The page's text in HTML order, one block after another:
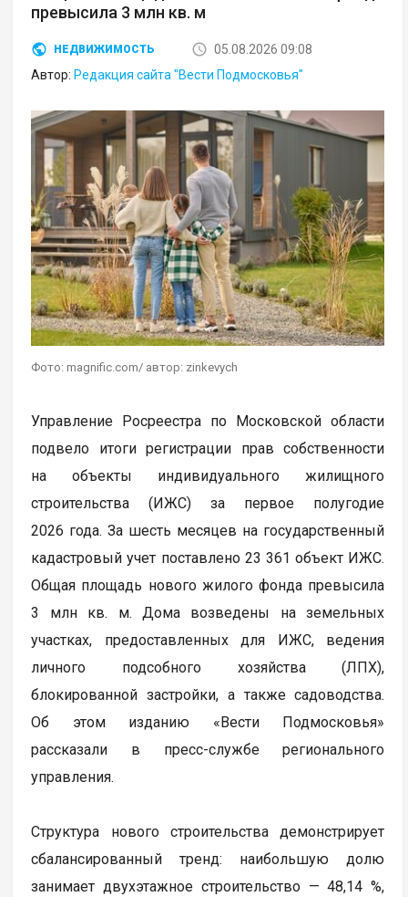
превысила 3 млн кв. м
НЕДВИЖИМОСТЬ
05.08.2026 09:08
Автор: Редакция сайта "Вести Подмосковья"
Фото: magnific.com/ автор: zinkevych
Управление Росреестра по Московской области
подвело итоги регистрации прав собственности
на объекты индивидуального жилищного
строительства (ИЖС) за первое полугодие
2026 года. За шесть месяцев на государственный
кадастровый учет поставлено 23 361 объект ИЖС.
Общая площадь нового жилого фонда превысила
3 млн кв. м. Дома возведены на земельных
участках, предоставленных для ИЖС, ведения
личного подсобного хозяйства (ЛПХ),
блокированной застройки, а также садоводства.
Об этом изданию «Вести Подмосковья»
рассказали в пресс-службе регионального
управления.
Структура нового строительства демонстрирует
сбалансированный тренд: наибольшую долю
занимает двухэтажное строительство — 48,14 %,